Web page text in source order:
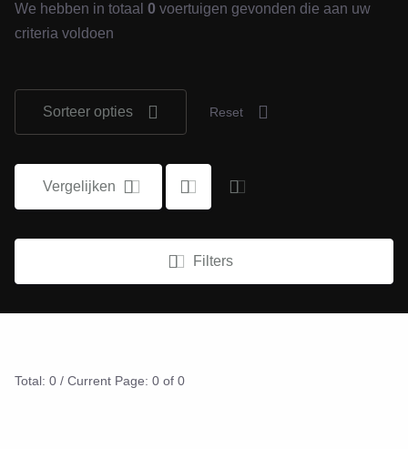
We hebben in totaal 0 voertuigen gevonden die aan uw
criteria voldoen
Sorteer opties Reset
Vergelijken
Filters
Total: 0 / Current Page: 0 of 0